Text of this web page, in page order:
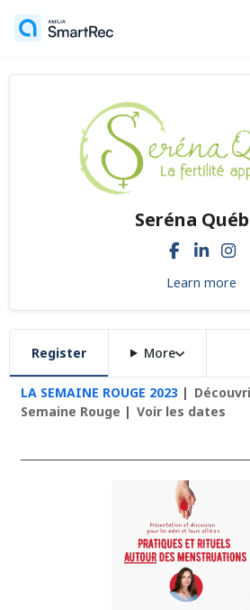
Seréna
Learn more
Register More
LA SEMAINE ROUGE 2023
Semaine Rouge
Voir les dates